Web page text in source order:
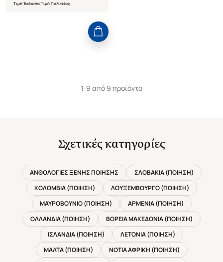
Τιμή ΈκδοσηςΤιμή Πολιτείας
1-9 από 9 προϊόντα
Σχετικές κατηγορίες
ΑΝΘΟΛΟΓΙΕΣ ΞΕΝΗΣ ΠΟΙΗΣΗΣ
ΣΛΟΒΑΚΙΑ (ΠΟΙΗΣΗ)
ΚΟΛΟΜΒΙΑ (ΠΟΙΗΣΗ)
ΛΟΥΞΕΜΒΟΥΡΓΟ (ΠΟΙΗΣΗ)
ΜΑΥΡΟΒΟΥΝΙΟ (ΠΟΙΗΣΗ)
ΑΡΜΕΝΙΑ (ΠΟΙΗΣΗ)
ΟΛΛΑΝΔΙΑ (ΠΟΙΗΣΗ)
ΒΟΡΕΙΑ ΜΑΚΕΔΟΝΙΑ (ΠΟΙΗΣΗ)
ΙΣΛΑΝΔΙΑ (ΠΟΙΗΣΗ)
ΛΕΤΟΝΙΑ (ΠΟΙΗΣΗ)
ΜΑΛΤΑ (ΠΟΙΗΣΗ)
ΝΟΤΙΑ ΑΦΡΙΚΗ (ΠΟΙΗΣΗ)